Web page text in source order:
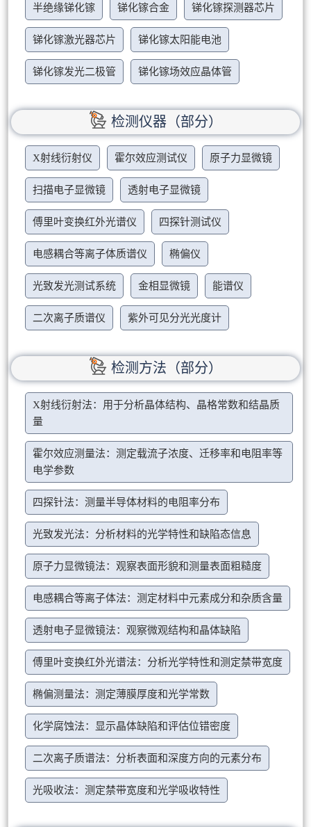
半绝缘锑化镓 锑化镓合金 锑化镓探测器芯片
锑化镓激光器芯片 锑化镓太阳能电池
锑化镓发光二极管 锑化镓场效应晶体管
检测仪器（部分）
X射线衍射仪 霍尔效应测试仪 原子力显微镜
扫描电子显微镜 透射电子显微镜
傅里叶变换红外光谱仪 四探针测试仪
电感耦合等离子体质谱仪 椭偏仪
光致发光测试系统 金相显微镜 能谱仪
二次离子质谱仪 紫外可见分光光度计
检测方法（部分）
X射线衍射法：用于分析晶体结构、晶格常数和结晶质
量
霍尔效应测量法：测定载流子浓度、迁移率和电阻率等
电学参数
四探针法：测量半导体材料的电阻率分布
光致发光法：分析材料的光学特性和缺陷态信息
原子力显微镜法：观察表面形貌和测量表面粗糙度
电感耦合等离子体法：测定材料中元素成分和杂质含量
透射电子显微镜法：观察微观结构和晶体缺陷
傅里叶变换红外光谱法：分析光学特性和测定禁带宽度
椭偏测量法：测定薄膜厚度和光学常数
化学腐蚀法：显示晶体缺陷和评估位错密度
二次离子质谱法：分析表面和深度方向的元素分布
光吸收法：测定禁带宽度和光学吸收特性